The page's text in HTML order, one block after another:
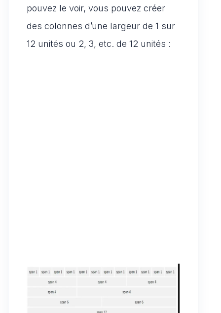
pouvez le voir, vous pouvez créer
des colonnes d’une largeur de 1 sur
12 unités ou 2, 3, etc. de 12 unités :